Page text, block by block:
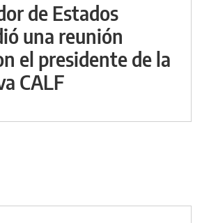
de Estados
una reunión
el presidente de la
CALF